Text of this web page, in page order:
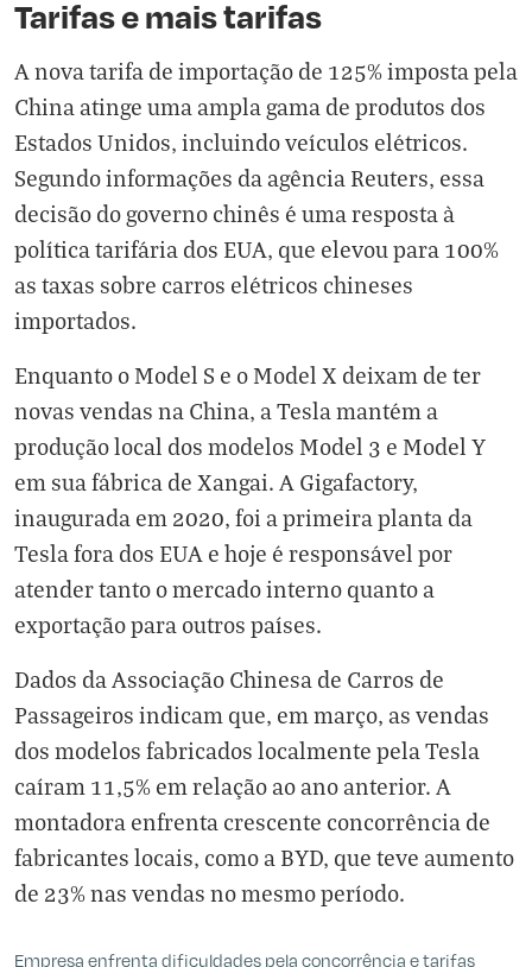
Tarifas e mais tarifas
A nova tarifa de importação de 125% imposta pela
China atinge uma ampla gama de produtos dos
Estados Unidos, incluindo veículos elétricos.
Segundo informações da agência Reuters, essa
decisão do governo chinês é uma resposta à
política tarifária dos EUA, que elevou para 100%
as taxas sobre carros elétricos chineses
importados.
Enquanto o Model S e o Model X deixam de ter
novas vendas na China, a Tesla mantém a
produção local dos modelos Model 3 e Model Y
em sua fábrica de Xangai. A Gigafactory,
inaugurada em 2020, foi a primeira planta da
Tesla fora dos EUA e hoje é responsável por
atender tanto o mercado interno quanto a
exportação para outros países.
Dados da Associação Chinesa de Carros de
Passageiros indicam que, em março, as vendas
dos modelos fabricados localmente pela Tesla
caíram 11,5% em relação ao ano anterior. A
montadora enfrenta crescente concorrência de
fabricantes locais, como a BYD, que teve aumento
de 23% nas vendas no mesmo período.
Empresa enfrenta dificuldades pela concorrência e tarifas